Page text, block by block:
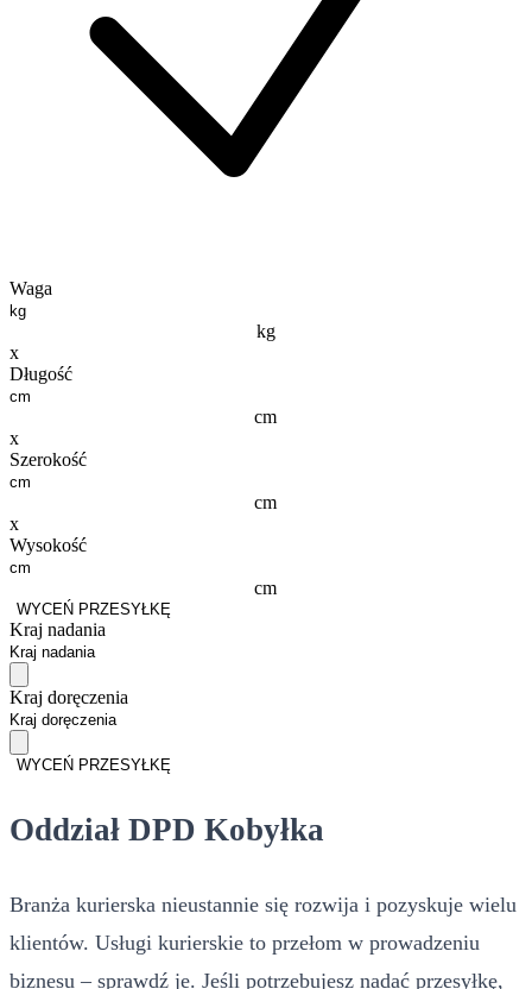
Waga
kg
x
Długość
cm
x
Szerokość
cm
x
Wysokość
cm
WYCEŃ PRZESYŁKĘ
Kraj nadania
Kraj doręczenia
WYCEŃ PRZESYŁKĘ
Oddział DPD Kobyłka
Branża kurierska nieustannie się rozwija i pozyskuje wielu
klientów. Usługi kurierskie to przełom w prowadzeniu
biznesu – sprawdź je. Jeśli potrzebujesz nadać przesyłkę,